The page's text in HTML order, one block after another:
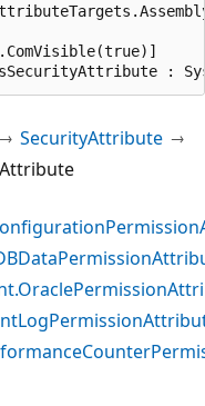
:
SecurityAttribute